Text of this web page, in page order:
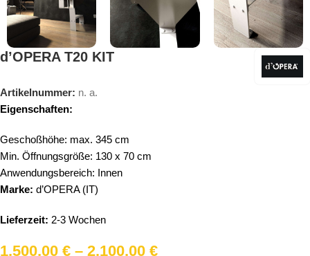
d’OPERA T20 KIT
Artikelnummer: n. a.
Eigenschaften:
Geschoßhöhe: max. 345 cm
Min. Öffnungsgröße: 130 x 70 cm
Anwendungsbereich: Innen
Marke: d’OPERA (IT)
Lieferzeit: 2-3 Wochen
1.500,00 € – 2.100,00 €